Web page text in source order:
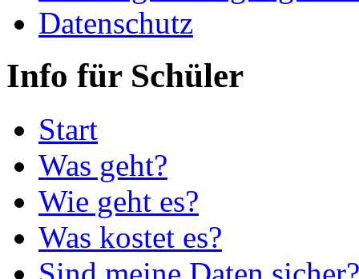
Datenschutz
Info für Schüler
Start
Was geht?
Wie geht es?
Was kostet es?